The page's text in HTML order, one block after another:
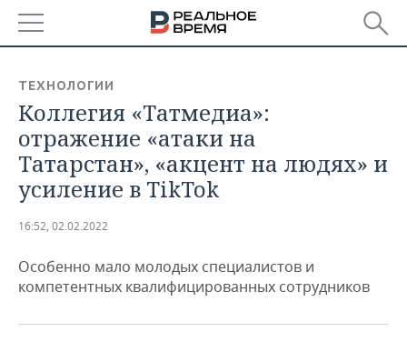
БАШКОРТОСТАН
ТАТАРСТАН
УДМУРТИЯ
НОВОСТИ
АНАЛИТИКА
НОВОСТИ АНАЛИТИКИ
ДЕКЛАРАЦИИ О ДОХОДАХ
КОРОЛИ ГОСЗАКАЗА ПФО
ЭКОНОМИКА
НОВОСТИ ЭКОНОМИКИ
ФИНАНСЫ
ПРОМЫШЛЕННОСТЬ
НОВОСТИ
ПРОМЫШЛЕННОСТИ
АГРОПРОМ
НЕДВИЖИМОСТЬ
ТЕХНОЛОГИИ
Коллегия «Татмедиа»:
отражение «атаки на
Татарстан», «акцент на людях» и
усиление в TikTok
16:52, 02.02.2022
Особенно мало молодых специалистов и
компетентных квалифицированных сотрудников